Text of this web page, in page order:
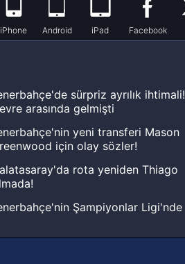
iPhone Android iPad Facebook
sürpriz ayrılık ihtimali!
arasında gelmişti
yeni transferi Mason
için olay sözler!
rota yeniden Thiago
Şampiyonlar Ligi'nde
elerlerse...